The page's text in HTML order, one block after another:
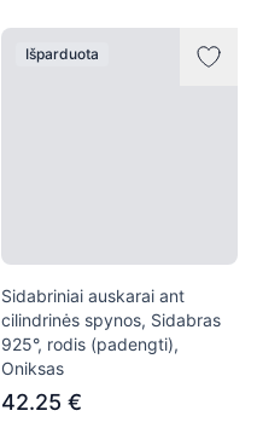
Išparduota
Sidabriniai auskarai ant
cilindrinės spynos, Sidabras
925°, rodis (padengti),
Oniksas
42.25 €